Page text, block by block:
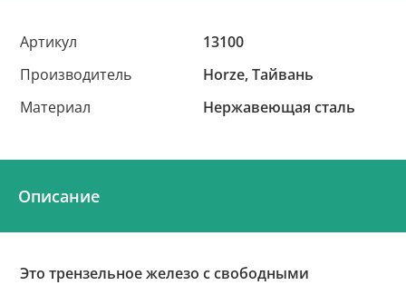
Артикул
13100
Производитель
Horze, Тайвань
Материал
Нержавеющая сталь
Описание
Это трензельное железо с свободными